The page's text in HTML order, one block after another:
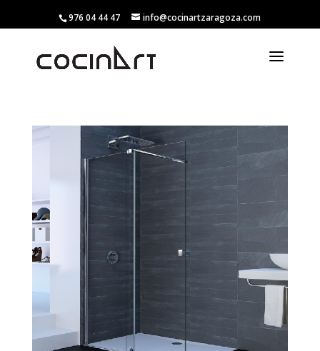
976 04 44 47 info@cocinartzaragoza.com